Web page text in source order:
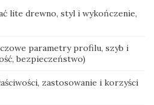
lite drewno, styl i wykończenie,
parametry profilu, szyb i
bezpieczeństwo)
zastosowanie i korzyści